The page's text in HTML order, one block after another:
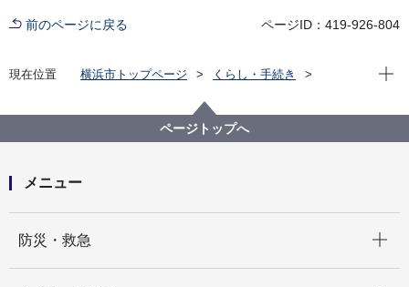
前のページに戻る ページID：419-926-804
現在位置 横浜市トップページ
くらし・手続き
歴史を生かしたまちづくり
横浜市認定歴史的建造物
山手資料館
現在
ページトップへ
メニュー
防災・救急